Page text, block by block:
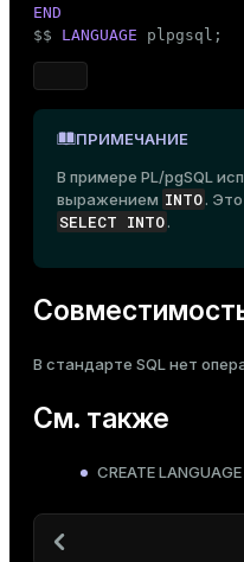
END
$$
LANGUAGE plpgsql;
ПРИМЕЧАНИЕ
В примере PL/pgSQL
выражением INTO.
SELECT INTO.
В стандарте SQL нет
См. также
CREATE LANGUAGE